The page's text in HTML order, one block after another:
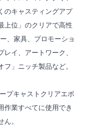
のキャスティングアプ
上位」のクリアで高性
、家具、プロモーショ
イ、アートワーク、
フ」ニッチ製品など。
プキャストクリアエポ
作業すべてに使用でき
。